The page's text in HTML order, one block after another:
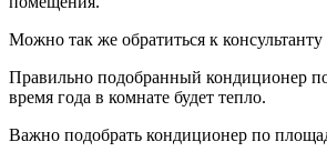
Можно так же обратиться к
Правильно подобранный кондиционер
время года в комнате будет тепло.
Важно подобрать кондиционер по